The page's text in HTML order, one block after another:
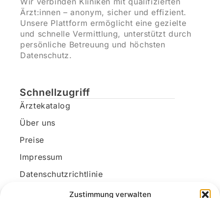
Zustimmung verwalten
Ärzt:innen – anonym, sicher und effizient.
Unsere Plattform ermöglicht eine gezielte
und schnelle Vermittlung, unterstützt durch
persönliche Betreuung und höchsten
Datenschutz.
Schnellzugriff
Ärztekatalog
Über uns
Preise
Impressum
Datenschutzrichtlinie
Kundenkonto